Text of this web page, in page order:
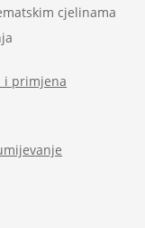
cjelinama
i primjena